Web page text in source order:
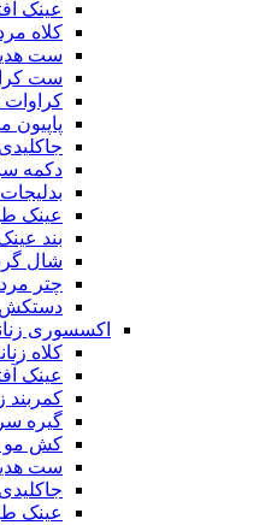
عینک
کلاه
ست
ست
کراوات
پاپیون
دکمه
عینک
بند
شال
چتر
دستکش
اکسسوری
کلاه
عینک
کمربند
گیره
کش مو
ست
عینک